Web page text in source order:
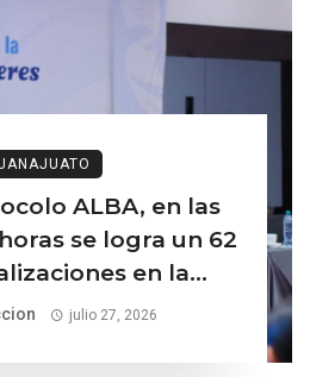
ALBA, en las
se logra un 62
en la
mujeres y niñas
julio 27, 2026